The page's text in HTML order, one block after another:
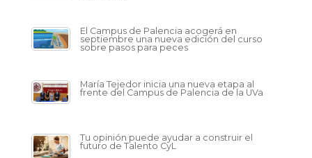
El Campus de Palencia acogerá en
septiembre una nueva edición del curso
sobre pasos para peces
María Tejedor inicia una nueva etapa al
frente del Campus de Palencia de la UVa
Tu opinión puede ayudar a construir el
futuro de Talento CyL